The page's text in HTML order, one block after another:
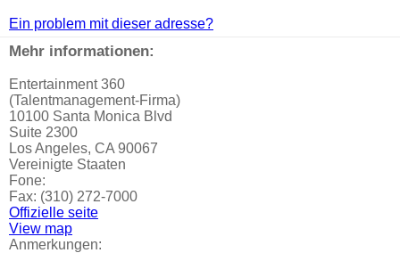
Ein problem mit dieser adresse?
Mehr informationen:
Entertainment 360
(Talentmanagement-Firma)
10100 Santa Monica Blvd
Suite 2300
Los Angeles, CA 90067
Vereinigte Staaten
Fone:
Fax: (310) 272-7000
Offizielle seite
View map
Anmerkungen: